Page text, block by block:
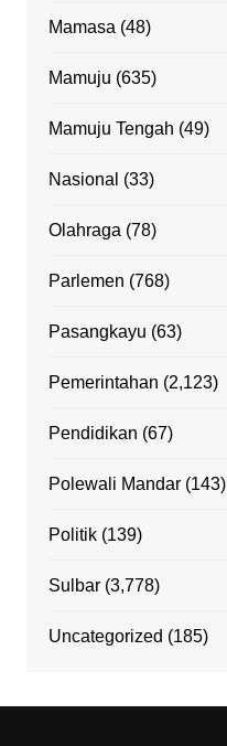
Mamasa (48)
Mamuju (635)
Mamuju Tengah (49)
Nasional (33)
Olahraga (78)
Parlemen (768)
Pasangkayu (63)
Pemerintahan (2,123)
Pendidikan (67)
Polewali Mandar(143)
Politik(139)
Sulbar(3,778)
Uncategorized (185)